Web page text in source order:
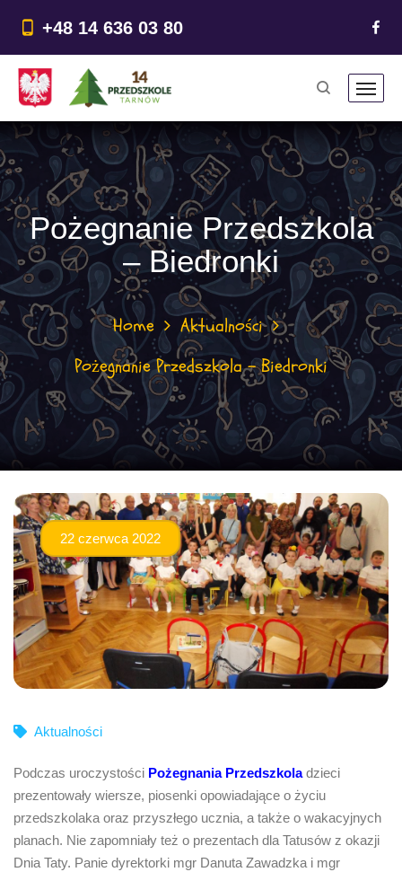
treści
+48 14 636 03 80
Pożegnanie Przedszkola
– Biedronki
Home
Aktualności
Pożegnanie Przedszkola – Biedronki
22 czerwca 2022
Aktualności
Podczas uroczystości Pożegnania Przedszkola dzieci
prezentowały wiersze, piosenki opowiadające o życiu
przedszkolaka oraz przyszłego ucznia, a także o wakacyjnych
planach. Nie zapomniały też o prezentach dla Tatusów z okazji
Dnia Taty. Panie dyrektorki mgr Danuta Zawadzka i mgr